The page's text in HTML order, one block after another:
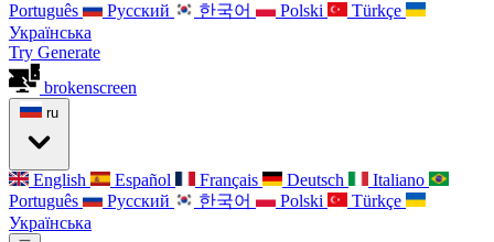
Português
Русский 한국어 Polski
Türkçe
Українська
Try Generate
brokenscreen
ru
English Español Français Deutsch
Italiano
Português
Русский 한국어 Polski
Türkçe
Українська